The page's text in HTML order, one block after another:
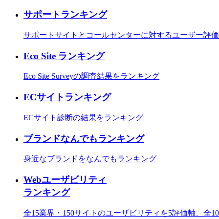
サポートランキング
サポートサイトとコールセンターに対するユーザー評
Eco Site ランキング
Eco Site Surveyの調査結果をランキング
ECサイトランキング
ECサイト診断の結果をランキング
ブランドなんでもランキング
身近なブランドをなんでもランキング
Webユーザビリティ
ランキング
全15業界・150サイトのユーザビリティを5評価軸、全